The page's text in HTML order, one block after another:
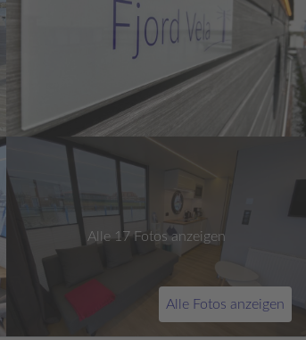
Alle 17 Fotos anzeigen
Alle Fotos anzeigen